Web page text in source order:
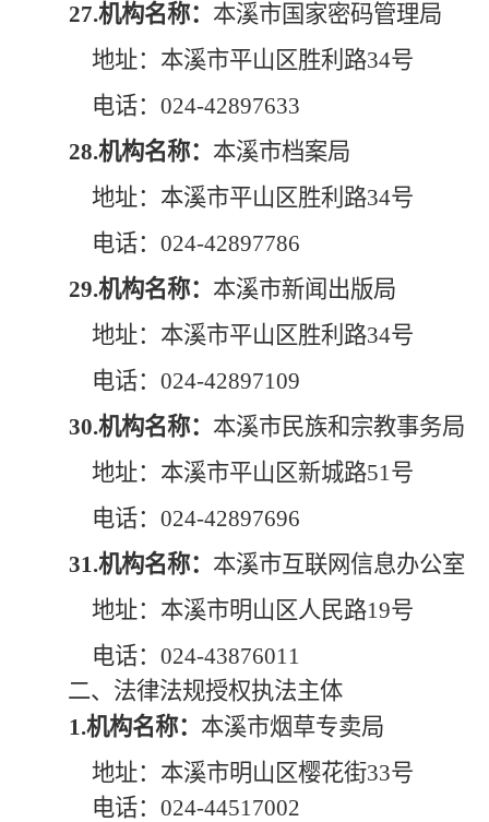
27.机构名称： 本溪市国家密码管理局
地址：本溪市平山区胜利路34号
电话：024-42897633
28.机构名称： 本溪市档案局
地址：本溪市平山区胜利路34号
电话：024-42897786
29.机构名称： 本溪市新闻出版局
地址：本溪市平山区胜利路34号
电话：024-42897109
30.机构名称： 本溪市民族和宗教事务局
地址：本溪市平山区新城路51号
电话：024-42897696
31.机构名称： 本溪市互联网信息办公室
地址：本溪市明山区人民路19号
电话：024-43876011
二、 法律法规授权执法主体
1.机构名称： 本溪市烟草专卖局
地址：本溪市明山区樱花街33号
电话：024-44517002